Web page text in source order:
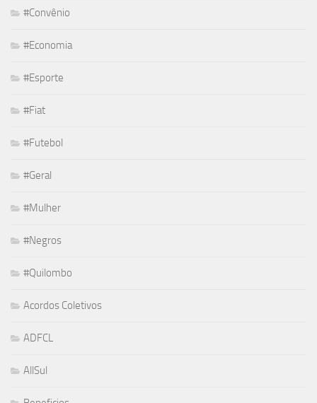
#Convênio
#Economia
#Esporte
#Fiat
#Futebol
#Geral
#Mulher
#Negros
#Quilombo
Acordos Coletivos
ADFCL
AllSul